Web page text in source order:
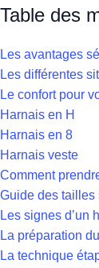
Table des
Les avantages
Les différentes
Le confort pour
Harnais en H
Harnais en 8
Harnais veste
Comment
Guide des
Les signes d’un
La préparation
La technique